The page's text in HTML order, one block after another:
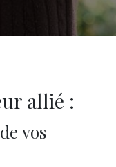
allié :​
vos